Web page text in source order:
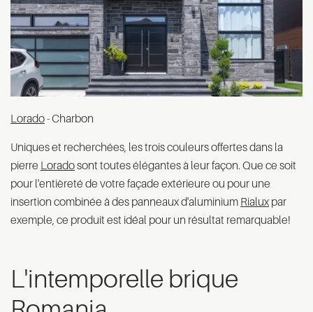
Lorado- Charbon
Uniques et recherchées, les trois couleurs offertes dans la
pierre Loradosont toutes élégantes à leur façon. Que ce soit
pour l'entièreté de votre façade extérieure ou pour une
insertion combinée à des panneaux d'aluminium Rialux par
exemple, ce produit est idéal pour un résultat remarquable!
L'intemporelle brique